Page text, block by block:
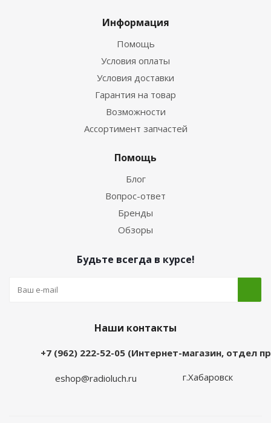
Информация
Помощь
Условия оплаты
Условия доставки
Гарантия на товар
Возможности
Ассортимент запчастей
Помощь
Блог
Вопрос-ответ
Бренды
Обзоры
Будьте всегда в курсе!
Наши контакты
+7 (962) 222-52-05 (Интернет-магазин, отдел
eshop@radioluch.ru г.Хабаровск